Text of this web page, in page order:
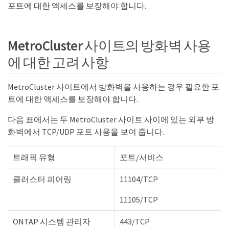
포트에 대한 액세스를 보장해야 합니다.
MetroCluster 사이트의 방화벽 사용
에 대한 고려 사항
MetroCluster 사이트에서 방화벽을 사용하는 경우 필요한 포
트에 대한 액세스를 보장해야 합니다.
다음 표에서는 두 MetroCluster 사이트 사이에 있는 외부 방
화벽에서 TCP/UDP 포트 사용을 보여 줍니다.
트래픽 유형 포트/서비스
클러스터 피어링
11104/TCP
11105/TCP
ONTAP 시스템 관리자 443/TCP